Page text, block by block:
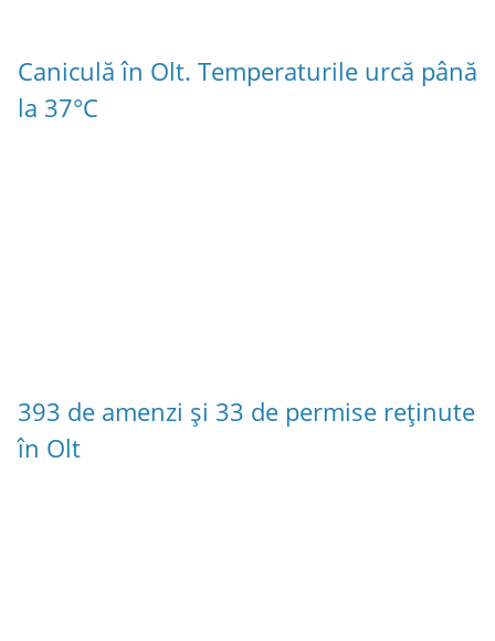
Caniculă în Olt. Temperaturile urcă până
la 37°C
393 de amenzi și 33 de permise reținute
în Olt